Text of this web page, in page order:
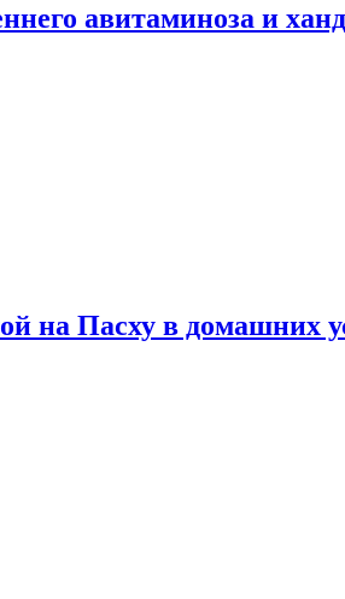
авитаминоза и
на Пасху в домашних